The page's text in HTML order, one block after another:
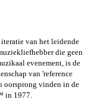
van het leidende
die geen
evenement, is de
van 'reference
oorsprong vinden in de
in 1977.